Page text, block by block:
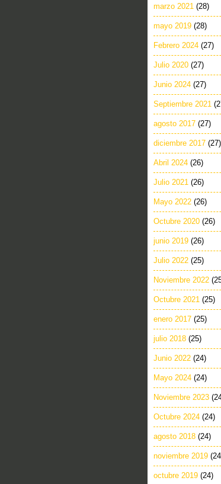
marzo 2021 (28)
mayo 2019 (28)
Febrero 2024 (27)
Julio 2020 (27)
Junio 2024 (27)
Septiembre 2021
agosto 2017 (27)
diciembre 2017 (27)
Abril 2024 (26)
Julio 2021 (26)
Mayo 2022 (26)
Octubre 2020 (26)
junio 2019 (26)
Julio 2022 (25)
Noviembre 2022
Octubre 2021 (25)
enero 2017 (25)
julio 2018 (25)
Junio 2022 (24)
Mayo 2024 (24)
Noviembre 2023
Octubre 2024 (24)
agosto 2018 (24)
noviembre 2019
octubre 2019 (24)